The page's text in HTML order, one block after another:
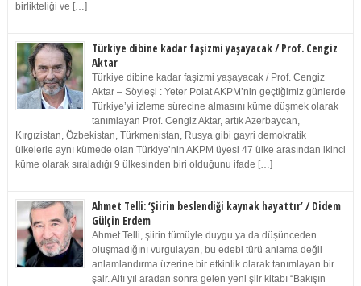
birlikteliği ve […]
Türkiye dibine kadar faşizmi yaşayacak / Prof. Cengiz
Aktar
Türkiye dibine kadar faşizmi yaşayacak / Prof. Cengiz
Aktar – Söyleşi : Yeter Polat AKPM’nin geçtiğimiz günlerde
Türkiye’yi izleme sürecine almasını küme düşmek olarak
tanımlayan Prof. Cengiz Aktar, artık Azerbaycan,
Kırgızistan, Özbekistan, Türkmenistan, Rusya gibi gayri demokratik
ülkelerle aynı kümede olan Türkiye’nin AKPM üyesi 47 ülke arasından ikinci
küme olarak sıraladığı 9 ülkesinden biri olduğunu ifade […]
Ahmet Telli: ‘Şiirin beslendiği kaynak hayattır’ / Didem
Gülçin Erdem
Ahmet Telli, şiirin tümüyle duygu ya da düşünceden
oluşmadığını vurgulayan, bu edebi türü anlama değil
anlamlandırma üzerine bir etkinlik olarak tanımlayan bir
şair. Altı yıl aradan sonra gelen yeni şiir kitabı “Bakışın